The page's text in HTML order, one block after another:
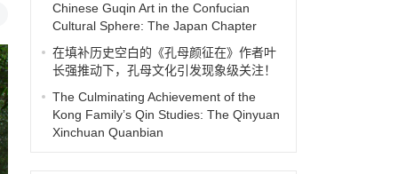
Chinese Guqin Art in the Confucian
Cultural Sphere: The Japan Chapter
在填补历史空白的《孔母颜征在》作者叶
长强推动下，孔母文化引发现象级关注！
The Culminating Achievement of the
Kong Family’s Qin Studies: The Qinyuan
Xinchuan Quanbian